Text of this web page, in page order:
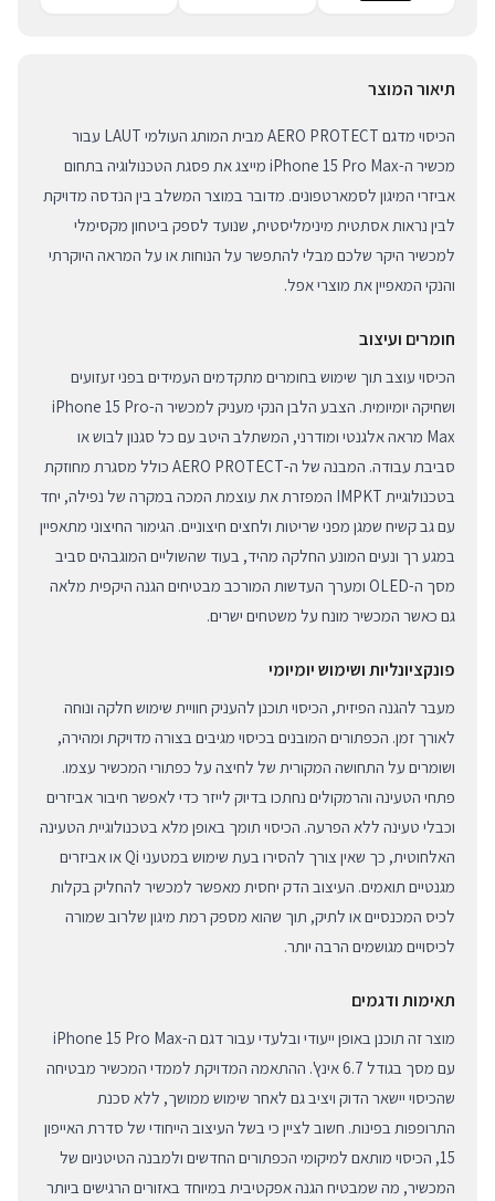
תיאור המוצר
הכיסוי מדגם AERO PROTECT מבית המותג העולמי LAUT עבור
מכשיר ה-iPhone 15 Pro Max מייצג את פסגת הטכנולוגיה בתחום
אביזרי המיגון לסמארטפונים. מדובר במוצר המשלב בין הנדסה מדויקת
לבין נראות אסתטית מינימליסטית, שנועד לספק ביטחון מקסימלי
למכשיר היקר שלכם מבלי להתפשר על הנוחות או על המראה היוקרתי
והנקי המאפיין את מוצרי אפל.
חומרים ועיצוב
הכיסוי עוצב תוך שימוש בחומרים מתקדמים העמידים בפני זעזועים
ושחיקה יומיומית. הצבע הלבן הנקי מעניק למכשיר ה-iPhone 15 Pro
Max מראה אלגנטי ומודרני, המשתלב היטב עם כל סגנון לבוש או
סביבת עבודה. המבנה של ה-AERO PROTECT כולל מסגרת מחוזקת
בטכנולוגיית IMPKT המפזרת את עוצמת המכה במקרה של נפילה, יחד
עם גב קשיח שמגן מפני שריטות ולחצים חיצוניים. הגימור החיצוני מתאפיין
במגע רך ונעים המונע החלקה מהיד, בעוד שהשוליים המוגבהים סביב
מסך ה-OLED ומערך העדשות המורכב מבטיחים הגנה היקפית מלאה
גם כאשר המכשיר מונח על משטחים ישרים.
פונקציונליות ושימוש יומיומי
מעבר להגנה הפיזית, הכיסוי תוכנן להעניק חוויית שימוש חלקה ונוחה
לאורך זמן. הכפתורים המובנים בכיסוי מגיבים בצורה מדויקת ומהירה,
ושומרים על התחושה המקורית של לחיצה על כפתורי המכשיר עצמו.
פתחי הטעינה והרמקולים נחתכו בדיוק לייזר כדי לאפשר חיבור אביזרים
וכבלי טעינה ללא הפרעה. הכיסוי תומך באופן מלא בטכנולוגיית הטעינה
האלחוטית, כך שאין צורך להסירו בעת שימוש במטעני Qi או אביזרים
מגנטיים תואמים. העיצוב הדק יחסית מאפשר למכשיר להחליק בקלות
לכיס המכנסיים או לתיק, תוך שהוא מספק רמת מיגון שלרוב שמורה
לכיסויים מגושמים הרבה יותר.
תאימות ודגמים
מוצר זה תוכנן באופן ייעודי ובלעדי עבור דגם ה-iPhone 15 Pro Max
עם מסך בגודל 6.7 אינץ'. ההתאמה המדויקת לממדי המכשיר מבטיחה
שהכיסוי יישאר הדוק ויציב גם לאחר שימוש ממושך, ללא סכנת
התרופפות בפינות. חשוב לציין כי בשל העיצוב הייחודי של סדרת האייפון
15, הכיסוי מותאם למיקומי הכפתורים החדשים ולמבנה הטיטניום של
המכשיר, מה שמבטיח הגנה אפקטיבית במיוחד באזורים הרגישים ביותר